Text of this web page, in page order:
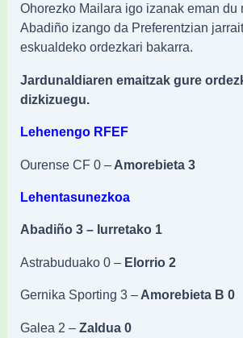
Ohorezko Mailara igo izanak eman du
Abadiño izango da Preferentzian
eskualdeko ordezkari bakarra.
Jardunaldiaren emaitzak gure
dizkizuegu.
Lehenengo RFEF
Ourense CF 0 – Amorebieta 3
Lehentasunezkoa
Abadiño 3 – Iurretako 1
Astrabuduako 0 – Elorrio 2
Gernika Sporting 3 – Amorebieta B 0
Galea 2 – Zaldua 0